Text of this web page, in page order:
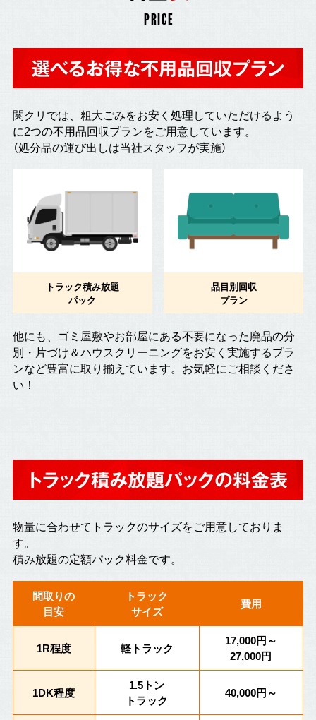
PRICE
選べるお得な不用品回収プラン
関クリでは、粗大ごみをお安く処理していただけるよう
に2つの不用品回収プランをご用意しています。
（処分品の運び出しは当社スタッフが実施）
トラック積み放題
パック
品目別回収
プラン
他にも、ゴミ屋敷やお部屋にある不要になった廃品の分
別・片づけ＆ハウスクリーニングをお安く実施するプラ
ンなど豊富に取り揃えています。お気軽にご相談くださ
い！
トラック積み放題パックの料金表
物量に合わせてトラックのサイズをご用意しておりま
す。
積み放題の定額パック料金です。
間取りの
目安
トラック
サイズ
費用
1R程度 軽トラック
17,000円～
27,000円
1DK程度
1.5トン
トラック
40,000円～